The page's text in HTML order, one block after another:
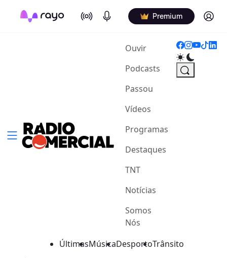
On Air Podcasts Premium Log in
Ouvir(current)
Podcasts
Passou
Vídeos
Programas
Destaques
TNT
Notícias
Somos
Nós
ÚltimasMúsicaDesportoTrânsito